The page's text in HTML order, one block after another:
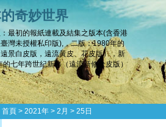
奇妙世界
最初的報紙連載及結集之版本(含香港
灣未授權私印版),，二版：1980年的
景白皮版，遠流黃皮、花皮版），新
的七年跨世紀新修（遠流新修金皮版）
首頁 > 2021年 > 2月 > 25日